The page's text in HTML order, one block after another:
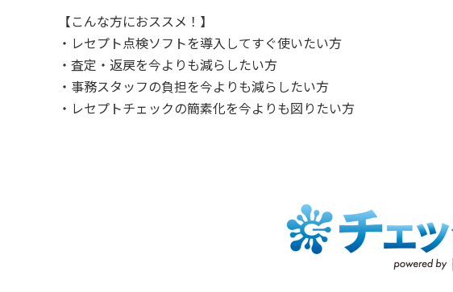
【こんな方におススメ！】
・レセプト点検ソフトを導入してすぐ使いたい方
・査定・返戻を今よりも減らしたい方
・事務スタッフの負担を今よりも減らしたい方
・レセプトチェックの簡素化を今よりも図りたい方